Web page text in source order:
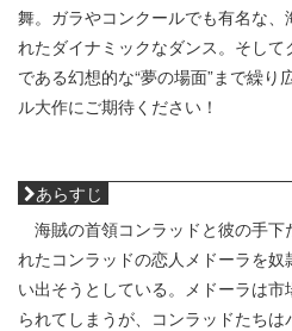
舞。ガラやコンクールでも有名な
れたダイナミックなダンス。そし
である幻想的な“夢の場面”まで繰り
ル大作にご期待ください！
あらすじ
海賊の首領コンラッドと彼の手
れたコンラッドの恋人メドーラを
い出そうとしている。メドーラは
られてしまうが、コンラッドたち